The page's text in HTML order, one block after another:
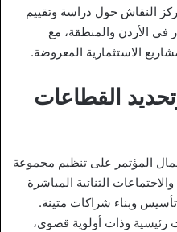
النقاش حول دراسة وتقييم
في الأردن والمنطقة، مع
الاستثمارية المعروضة.
القطاعات
المؤتمر على تنظيم مجموعة
الثنائية المباشرة
وبناء شراكات متينة.
وذات أولوية قصوى،